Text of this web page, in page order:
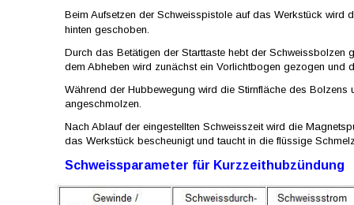
Beim Aufsetzen der Schweisspistole auf das Werkstück
hinten geschoben.
Durch das Betätigen der Starttaste hebt der
dem Abheben wird zunächst ein Vorlichtbogen gezogen und
Während der Hubbewegung wird die Stirnfläche des
angeschmolzen.
Nach Ablauf der eingestellten Schweisszeit wird die
das Werkstück bescheunigt und taucht in die flüssige
Schweissparameter für Kurzzeithubzündung